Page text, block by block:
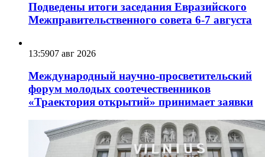
Подведены итоги заседания Евразийского
Межправительственного совета 6-7 августа
13:5907 авг 2026
Международный научно-просветительский
форум молодых соотечественников
«Траектория открытий» принимает заявки